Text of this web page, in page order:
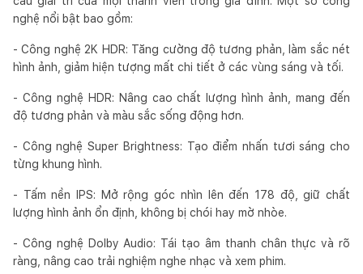
nghệ nổi bật bao gồm:
- Công nghệ 2K HDR: Tăng cường độ tương phản, làm sắc nét
hình ảnh, giảm hiện tượng mất chi tiết ở các vùng sáng và tối.
- Công nghệ HDR: Nâng cao chất lượng hình ảnh, mang đến
độ tương phản và màu sắc sống động hơn.
- Công nghệ Super Brightness: Tạo điểm nhấn tươi sáng cho
từng khung hình.
- Tấm nền IPS: Mở rộng góc nhìn lên đến 178 độ, giữ chất
lượng hình ảnh ổn định, không bị chói hay mờ nhòe.
- Công nghệ Dolby Audio: Tái tạo âm thanh chân thực và rõ
ràng, nâng cao trải nghiệm nghe nhạc và xem phim.